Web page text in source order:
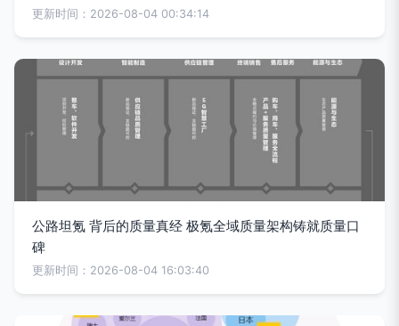
更新时间：2026-08-04 00:34:14
公路坦氪 背后的质量真经 极氪全域质量架构铸就质量口
碑
更新时间：2026-08-04 16:03:40